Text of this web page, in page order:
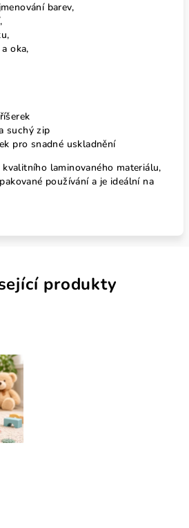
barev,
oka,
suchý zip
pro snadné uskladnění
laminovaného materiálu,
používání a je ideální na
produkty